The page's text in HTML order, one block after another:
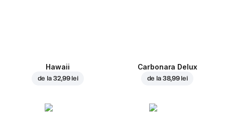
Hawaii
de la 32,99 lei
Carbonara Delux
de la 38,99 lei